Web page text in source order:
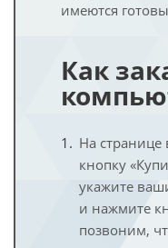
имеются
Как
На
кнопку
укажите
и нажмите
позвоним,